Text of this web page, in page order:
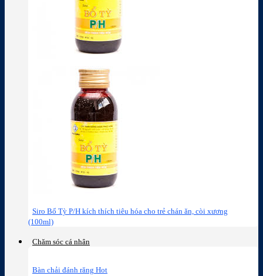
Siro Bổ Tỳ P/H kích thích tiêu hóa cho trẻ chán ăn, còi xương
(100ml)
Chăm sóc cá nhân
Bàn chải đánh răng